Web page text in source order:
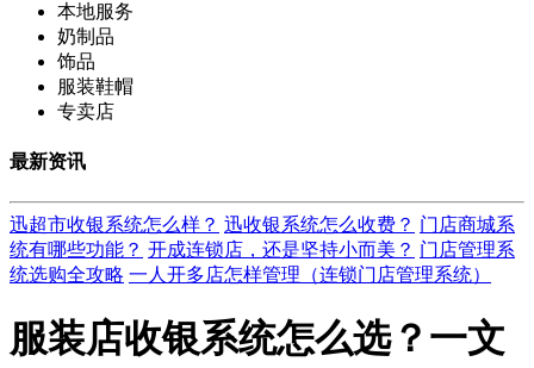
本地服务
奶制品
饰品
服装鞋帽
专卖店
最新资讯
迅超市收银系统怎么样？ 迅收银系统怎么收费？ 门店商城系
统有哪些功能？ 开成连锁店，还是坚持小而美？ 门店管理系
统选购全攻略 一人开多店怎样管理（连锁门店管理系统）
服装店收银系统怎么选？一文